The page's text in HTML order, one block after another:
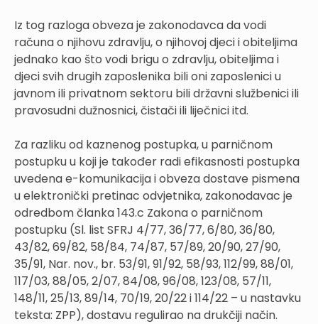
Iz tog razloga obveza je zakonodavca da vodi
računa o njihovu zdravlju, o njihovoj djeci i obiteljima
jednako kao što vodi brigu o zdravlju, obiteljima i
djeci svih drugih zaposlenika bili oni zaposlenici u
javnom ili privatnom sektoru bili državni službenici ili
pravosudni dužnosnici, čistači ili liječnici itd.
Za razliku od kaznenog postupka, u parničnom
postupku u koji je također radi efikasnosti postupka
uvedena e-komunikacija i obveza dostave pismena
u elektronički pretinac odvjetnika, zakonodavac je
odredbom članka 143.c Zakona o parničnom
postupku (Sl. list SFRJ 4/77, 36/77, 6/80, 36/80,
43/82, 69/82, 58/84, 74/87, 57/89, 20/90, 27/90,
35/91, Nar. nov., br. 53/91, 91/92, 58/93, 112/99, 88/01,
117/03, 88/05, 2/07, 84/08, 96/08, 123/08, 57/11,
148/11, 25/13, 89/14, 70/19, 20/22 i 114/22 – u nastavku
teksta: ZPP), dostavu regulirao na drukčiji način.